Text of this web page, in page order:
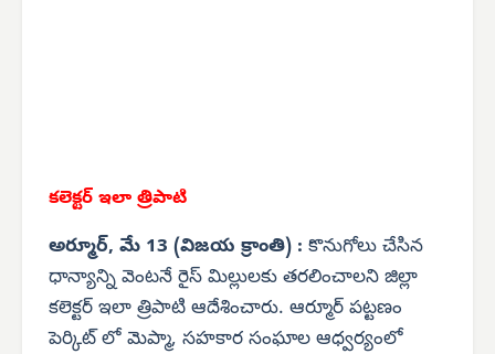
కలెక్టర్ ఇలా త్రిపాటి
అర్మూర్, మే 13 (విజయ క్రాంతి) : కొనుగోలు చేసిన
ధాన్యాన్ని వెంటనే రైస్ మిల్లులకు తరలించాలని జిల్లా
కలెక్టర్ ఇలా త్రిపాటి ఆదేశించారు. ఆర్మూర్ పట్టణం
పెర్కిట్ లో మెప్మా, సహకార సంఘాల ఆధ్వర్యంలో